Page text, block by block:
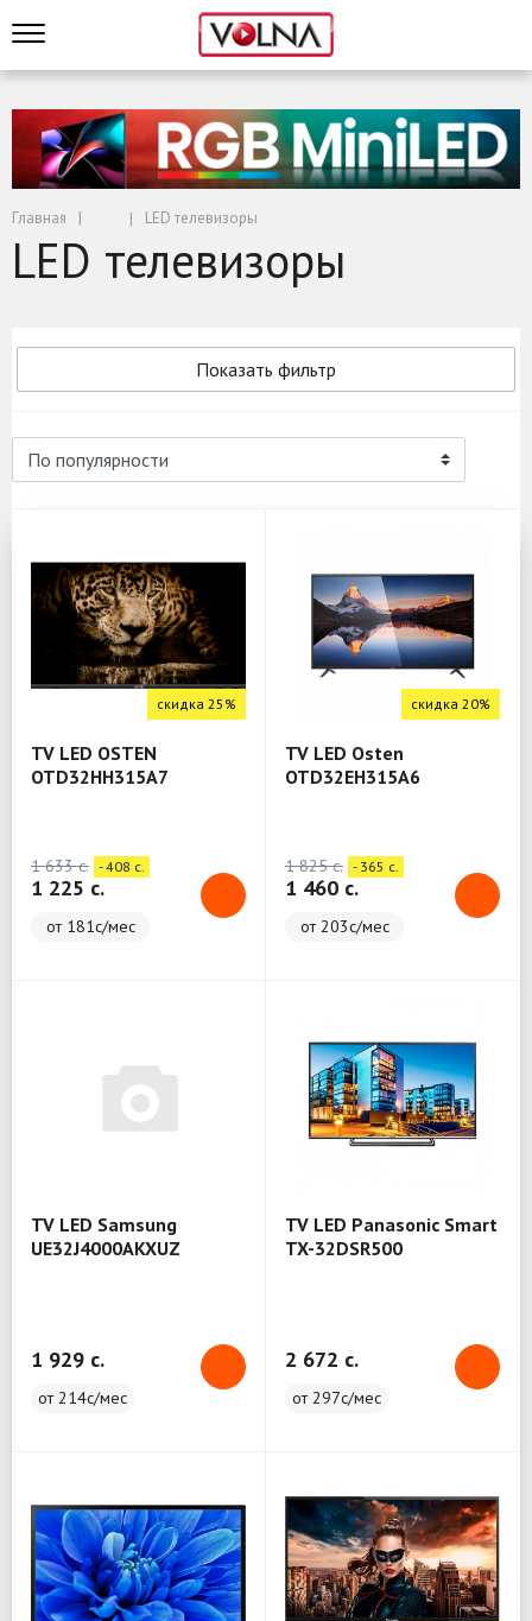
Главная LED телевизоры
LED телевизоры
Показать фильтр
скидка 25%
TV LED OSTEN
OTD32HH315A7
1 633 c. - 408 c.
1 225 c.
от 181с/мес
скидка 20%
TV LED Osten
OTD32EH315A6
1 825 c. - 365 c.
1 460 c.
от 203с/мес
TV LED Samsung
UE32J4000AKXUZ
1 929 c.
от 214с/мес
TV LED Panasonic Smart
TX-32DSR500
2 672 c.
от 297с/мес